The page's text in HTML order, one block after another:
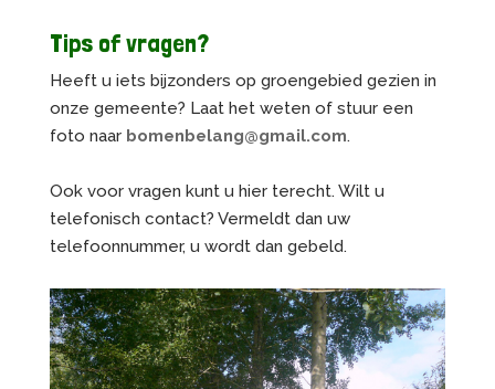
Tips of vragen?
Heeft u iets bijzonders op groengebied gezien in
onze gemeente? Laat het weten of stuur een
foto naar bomenbelang@gmail.com.
Ook voor vragen kunt u hier terecht. Wilt u
telefonisch contact? Vermeldt dan uw
telefoonnummer, u wordt dan gebeld.